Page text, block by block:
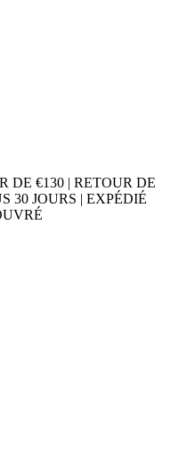
DE €130 | RETOUR DE
30 JOURS | EXPÉDIÉ